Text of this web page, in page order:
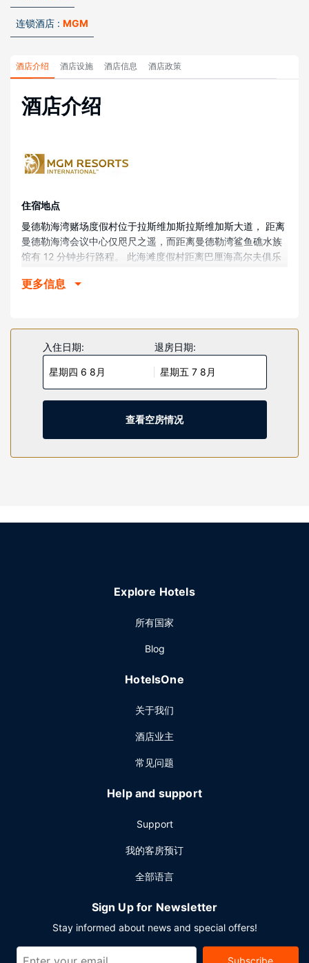
连锁酒店 : MGM
酒店介绍 酒店设施 酒店信息 酒店政策
酒店介绍
住宿地点
曼德勒海湾赌场度假村位于拉斯维加斯拉斯维加斯大道， 距离
曼德勒海湾会议中心仅咫尺之遥，而距离曼德勒湾鲨鱼礁水族
馆有 12 分钟步行路程。 此海滩度假村距离巴厘海高尔夫俱乐
（1.7 公里）。
有 3209 间客房提供迷你吧和LED 电视；您定能在旅途中找到
家的舒适。提供有线电视，可满足您的娱乐需求。配备独立的
浴缸和淋浴的私人浴室提供浸泡浴缸和名牌洗护用品。便利设
施包括电话，以及保险箱和书桌。
您可到 SPA 慰劳一下自己，这里提供按摩、身体护理和面部护
括礼宾服务、礼品店/报摊和美发沙龙。
村的活动设施包括会议中心和125 间会议室。酒店提供收费自
更多信息
入住日期:
星期四 6 8月
退房日期:
星期五 7 8月
查看空房情况
Explore Hotels
所有国家
Blog
HotelsOne
关于我们
酒店业主
常见问题
Help and support
Support
我的客房预订
全部语言
Sign Up for Newsletter
Stay informed about news and special offers!
Subscribe